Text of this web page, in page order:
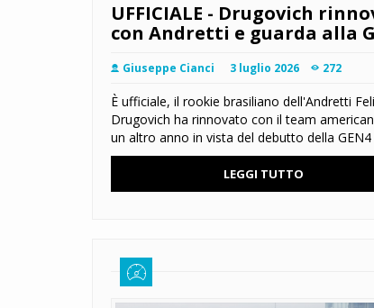
UFFICIALE - Drugovich
con Andretti e guarda alla
Giuseppe Cianci 3 luglio 2026 272
È ufficiale, il rookie brasiliano dell'Andretti
Drugovich ha rinnovato con il team
un altro anno in vista del debutto della GEN4
LEGGI TUTTO